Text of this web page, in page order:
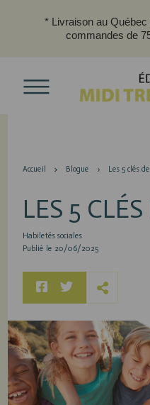
* Livraison au
commandes de
Accueil Blogue Les 5 clés
LES 5
Habiletés sociales
Publié le 20/06/2025